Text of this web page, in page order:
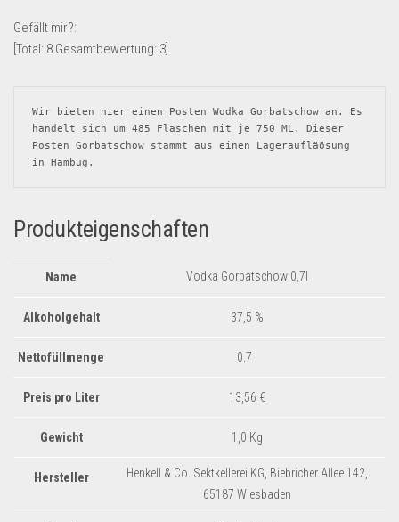
Multimedia & Elektro
Münzen
Schuhe & Accessoires
Sport & Freizeit
Uhren & Schmuck
Restposten-Angebote
Sonderposten-Angebote
B2B Produkte
Grosshandel
Gefällt mir?:
[Total: 8 Gesamtbewertung: 3
Wir bieten hier einen Posten Wodka Gorbatschow an. Es
handelt sich um 485 Flaschen mit je 750 ML. Dieser
Posten Gorbatschow stammt aus einen Lageraufläösung
in Hambug.
Produkteigenschaften
Name Vodka Gorbatschow 0,7l
Alkoholgehalt 37,5 %
Nettofüllmenge 0.7 l
Preis pro Liter 13,56 €
Gewicht 1,0 Kg
Hersteller
Henkell & Co. Sektkellerei KG, Biebricher Allee 142,
65187 Wiesbaden